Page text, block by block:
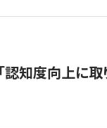
認知度向上に